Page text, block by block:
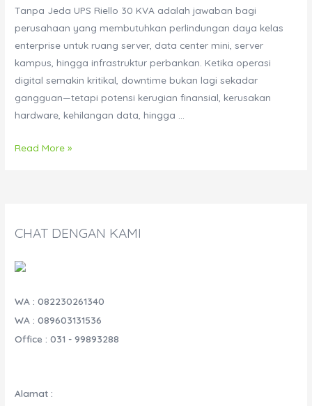
Tanpa Jeda UPS Riello 30 KVA adalah jawaban bagi
perusahaan yang membutuhkan perlindungan daya kelas
enterprise untuk ruang server, data center mini, server
kampus, hingga infrastruktur perbankan. Ketika operasi
digital semakin kritikal, downtime bukan lagi sekadar
gangguan—tetapi potensi kerugian finansial, kerusakan
hardware, kehilangan data, hingga …
UPS
Ruang
–
Enterprise
Tanpa
Jeda
Read More »
CHAT DENGAN KAMI
WA : 082230261340
WA : 089603131536
Office : 031 - 99893288
Alamat :